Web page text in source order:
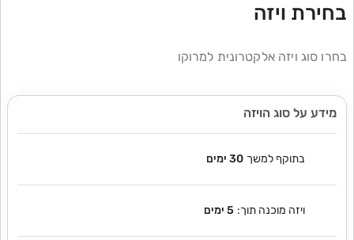
בחירת ויזה
בחרו סוג ויזה אלקטרונית למרוקו
מידע על סוג הויזה
בתוקף למשך 30 ימים
ויזה מוכנה תוך: 5 ימים